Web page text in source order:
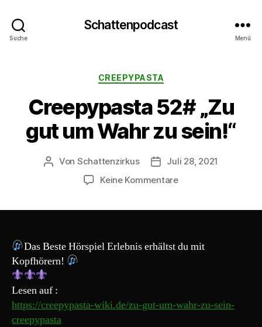
Suche
Schattenpodcast
Menü
Kategorien
CREEPYPASTA
Creepypasta 52# „Zu
gut um Wahr zu sein!“
Beitragsautor
Von Schattenzirkus Beitragsdatum
Juli 28, 2021
Keine Kommentarezu
um
Das Beste Hörspiel Erlebnis erhältst du mit
Kopfhörern!
Lesen auf :
https://creepypasta-wiki.de/zu-gut-um-wahr-zu-sein-
creepypasta